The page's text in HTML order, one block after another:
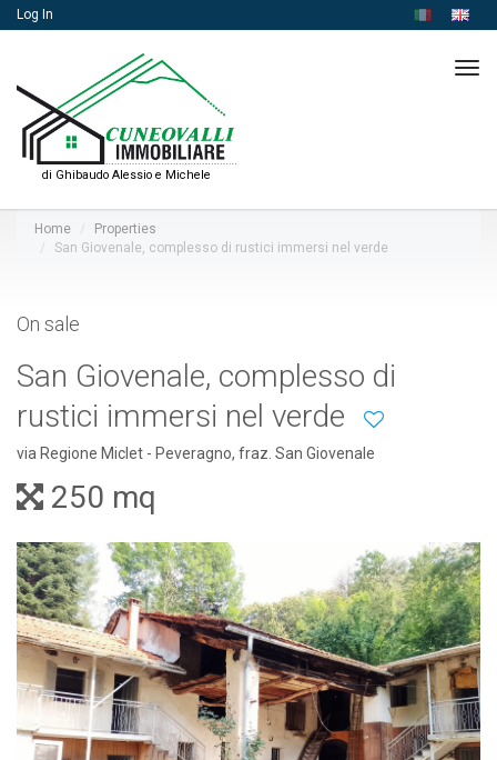
Log In
di Ghibaudo Alessio e Michele
Home
Properties
San Giovenale, complesso di rustici immersi nel verde
On sale
San Giovenale, complesso di
rustici immersi nel verde
via Regione Miclet - Peveragno, fraz. San Giovenale
250 mq